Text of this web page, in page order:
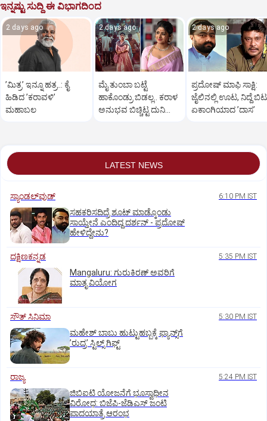
ಇನ್ನಷ್ಟು ಸುದ್ದಿ ಈ ವಿಭಾಗದಿಂದ
2 days ago
ʼಮಿತ್ರʼ ಇನ್ನೂ ಹತ್ರ..: ಕೈ
ಹಿಡಿದ ʼಕರಾವಳಿʼ
ಮಹಾಬಲ
2 days ago
ಮೈ ತುಂಬಾ ಬಟ್ಟೆ
ಹಾಕೊಂಡ್ರು ಬಿಡಲ್ಲ.. ಕರಾಳ
ಅನುಭವ ಬಿಚ್ಚಿಟ್ಟ ದುನಿಯಾ
2 days ago
ಪ್ರದೋಷ್‌ ಮಾಫಿ ಸಾಕ್ಷಿ:
ಜೈಲಿನಲ್ಲಿ ಊಟ, ನಿದ್ದೆ
ಏಕಾಂಗಿಯಾದ ʼದಾಸʼ
LATEST NEWS
ಸ್ಯಾಂಡಲ್‌ವುಡ್‌ 6:10 PM IST
ಸಹಕರಿಸದಿದ್ರೆ ಶೂಟ್‌ ಮಾಡ್ಕೊಂಡು
ಸಾಯ್ತೇನೆ ಎಂದಿದ್ದ ದರ್ಶನ್‌ - ಪ್ರದೋಷ್‌
ಹೇಳಿದ್ದೇನು?
ದಕ್ಷಿಣಕನ್ನಡ 5:35 PM IST
Mangaluru: ಗುರುಕಿರಣ್ ಅವರಿಗೆ
ಮಾತೃ ವಿಯೋಗ
ಸೌತ್‌ ಸಿನಿಮಾ 5:30 PM IST
ಮಹೇಶ್‌ ಬಾಬು ಹುಟ್ಟುಹಬ್ಬಕ್ಕೆ ಫ್ಯಾನ್ಸ್‌ಗೆ
ʼರುದ್ರʼ ಸ್ಟಿಲ್ಸ್‌ ಗಿಫ್ಟ್
ರಾಜ್ಯ 5:24 PM IST
ಜಿಬಿಐಟಿ ಯೋಜನೆಗೆ ಭೂಸ್ವಾಧೀನ
ವಿರೋಧ: ಬಿಜೆಪಿ-ಜೆಡಿಎಸ್‌ ಜಂಟಿ
ಪಾದಯಾತ್ರೆ ಆರಂಭ